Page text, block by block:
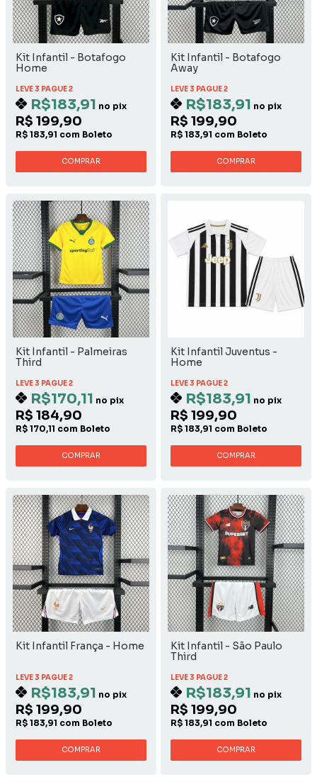
Kit Infantil - Botafogo
Home
LEVE 3 PAGUE 2
R$183,91 no pix
R$ 199,90
R$ 183,91 com Boleto
COMPRAR
Kit Infantil - Botafogo
Away
LEVE 3 PAGUE 2
R$183,91 no pix
R$ 199,90
R$ 183,91 com Boleto
COMPRAR
Kit Infantil - Palmeiras
Third
LEVE 3 PAGUE 2
R$170,11 no pix
R$ 184,90
R$ 170,11 com Boleto
COMPRAR
Kit Infantil Juventus -
Home
LEVE 3 PAGUE 2
R$183,91 no pix
R$ 199,90
R$ 183,91 com Boleto
COMPRAR
Kit Infantil França - Home
LEVE 3 PAGUE 2
R$183,91 no pix
R$ 199,90
R$ 183,91 com Boleto
COMPRAR
Kit Infantil - São Paulo
Third
LEVE 3 PAGUE 2
R$183,91 no pix
R$ 199,90
R$ 183,91 com Boleto
COMPRAR